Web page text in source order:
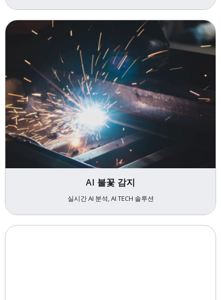
AI 불꽃 감지
실시간 AI 분석, AI TECH 솔루션